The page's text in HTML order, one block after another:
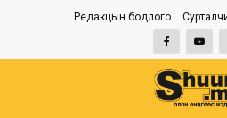
Редакцын бодлого